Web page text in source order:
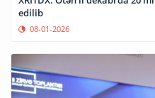
edilib
08-01-2026